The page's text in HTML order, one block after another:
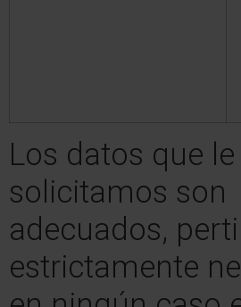
Los datos que le
solicitamos son
adecuados,
estrictamente